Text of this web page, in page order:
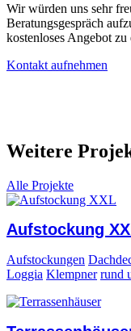
Wir würden uns sehr
Beratungsgespräch
kostenloses Angebot zu
Kontakt aufnehmen
Weitere
Alle Projekte
Aufstockung
Aufstockungen
Loggia Klempner rund